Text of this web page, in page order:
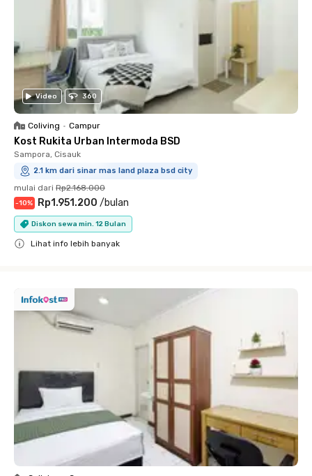
Video 360
Coliving • Campur
Kost Rukita Urban Intermoda BSD
Sampora, Cisauk
2.1 km dari sinar mas land plaza bsd city
mulai dari Rp2.168.000
-10% Rp1.951.200 /bulan
Diskon sewa min. 12 Bulan
Lihat info lebih banyak